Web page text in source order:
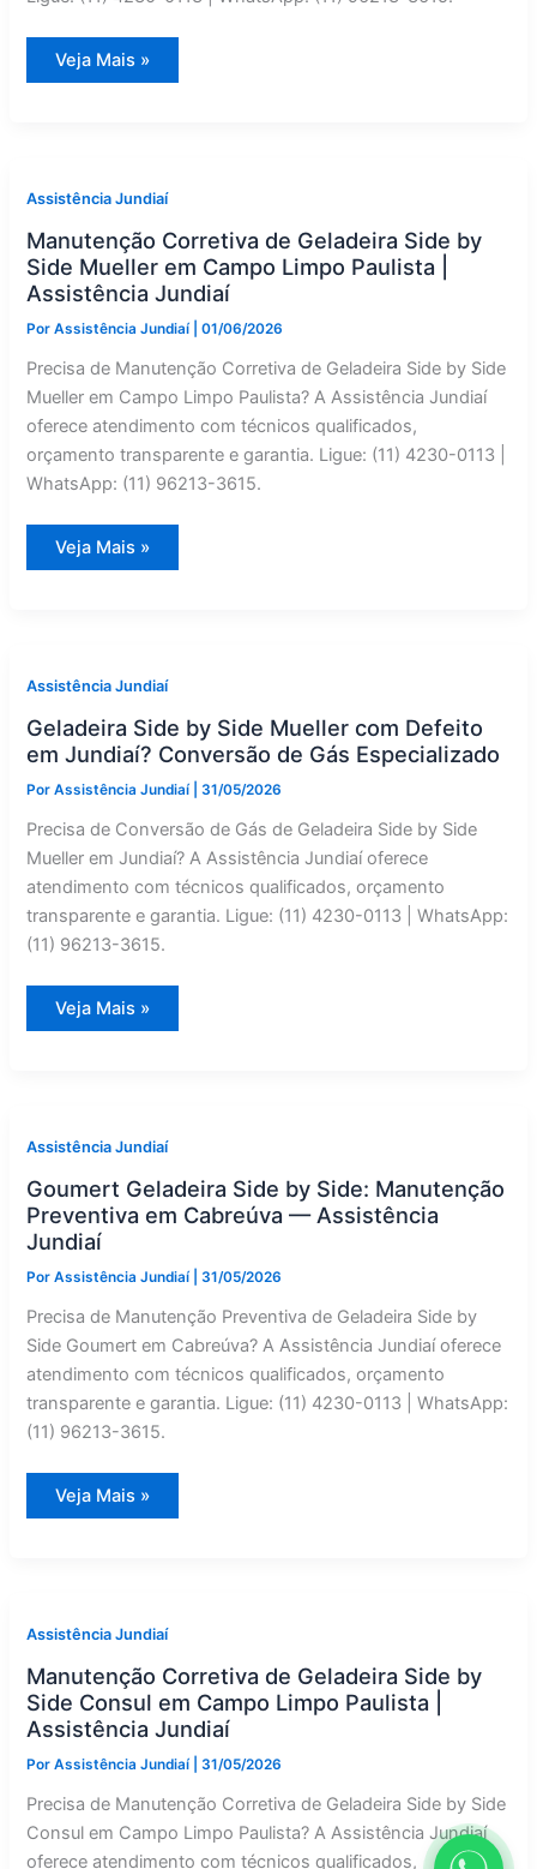
Geladeira
Side
Itupeva?
Conserto
Especializado
Veja Mais »
Assistência Jundiaí
Manutenção Corretiva de Geladeira Side by
Side Mueller em Campo Limpo Paulista |
Assistência Jundiaí
PorAssistência Jundiaí |01/06/2026
Precisa de Manutenção Corretiva de Geladeira Side by Side
Mueller em Campo Limpo Paulista? A Assistência Jundiaí
oferece atendimento com técnicos qualificados,
orçamento transparente e garantia. Ligue: (11) 4230-0113 |
WhatsApp: (11) 96213-3615.
Manutenção
Corretiva
em
Campo
Limpo
Paulista
|
Assistência
Jundiaí
Veja Mais »
Assistência Jundiaí
Geladeira Side by Side Mueller com Defeito
em Jundiaí? Conversão de Gás Especializado
PorAssistência Jundiaí |31/05/2026
Precisa de Conversão de Gás de Geladeira Side by Side
Mueller em Jundiaí? A Assistência Jundiaí oferece
atendimento com técnicos qualificados, orçamento
transparente e garantia. Ligue: (11) 4230-0113 | WhatsApp:
(11) 96213-3615.
Geladeira
Side
Jundiaí?
Conversão
Gás
Especializado
Veja Mais »
Assistência Jundiaí
Goumert Geladeira Side by Side: Manutenção
Preventiva em Cabreúva — Assistência
Jundiaí
PorAssistência Jundiaí |31/05/2026
Precisa de Manutenção Preventiva de Geladeira Side by
Side Goumert em Cabreúva? A Assistência Jundiaí oferece
atendimento com técnicos qualificados, orçamento
transparente e garantia. Ligue: (11) 4230-0113 | WhatsApp:
(11) 96213-3615.
Goumert
Geladeira
Cabreúva
—
Jundiaí
Veja Mais »
Assistência Jundiaí
Manutenção Corretiva de Geladeira Side by
Side Consul em Campo Limpo Paulista |
Assistência Jundiaí
PorAssistência Jundiaí |31/05/2026
Precisa de Manutenção Corretiva de Geladeira Side by Side
Consul em Campo Limpo Paulista? A Assistência Jundiaí
oferece atendimento com técnicos qualificados,